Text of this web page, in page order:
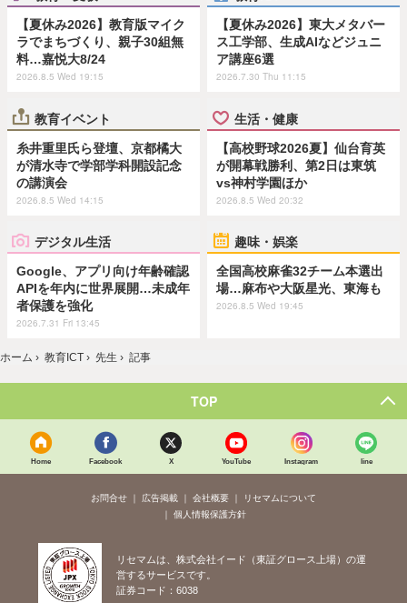
【夏休み2026】教育版マイク
ラでまちづくり、親子30組無
料…嘉悦大8/24
2026.8.5 Wed 19:15
【夏休み2026】東大メタバー
ス工学部、生成AIなどジュニ
ア講座6選
2026.7.30 Thu 11:15
教育イベント
糸井重里氏ら登壇、京都橘大
が清水寺で学部学科開設記念
の講演会
2026.8.5 Wed 14:15
生活・健康
【高校野球2026夏】仙台育英
が開幕戦勝利、第2日は東筑
vs神村学園ほか
2026.8.5 Wed 20:32
デジタル生活
Google、アプリ向け年齢確認
APIを年内に世界展開…未成年
者保護を強化
2026.7.31 Fri 13:45
趣味・娯楽
全国高校麻雀32チーム本選出
場…麻布や大阪星光、東海も
2026.8.5 Wed 19:45
ホーム › 教育ICT › 先生 › 記事
TOP
Home Facebook X YouTube Instagram line
お問合せ 広告掲載 会社概要
リセマムについて
個人情報保護方針
リセマムは、株式会社イード（東証グロース上場）の運
営するサービスです。
証券コード：6038